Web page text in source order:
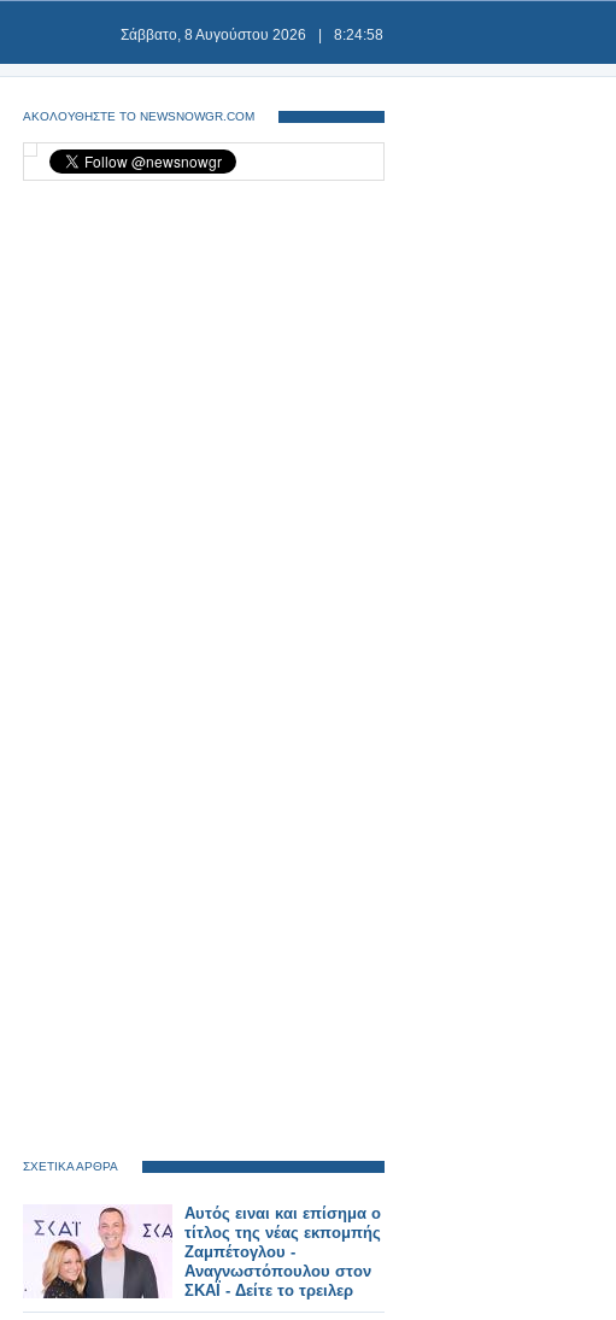
Σάββατο, 8 Αυγούστου 2026 8:24:58
ΑΚΟΛΟΥΘΗΣΤΕ ΤΟ NEWSNOWGR.COM
ΣΧΕΤΙΚΑ ΑΡΘΡΑ
Αυτός ειναι και επίσημα ο
τίτλος της νέας εκπομπής
Ζαμπέτογλου -
Αναγνωστόπουλου στον
ΣΚΑΪ - Δείτε το τρειλερ